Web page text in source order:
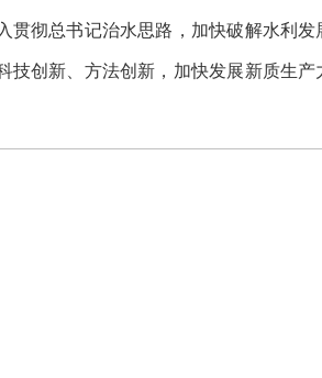
贯彻总书记治水思路，加快破解水利
技创新、方法创新，加快发展新质生